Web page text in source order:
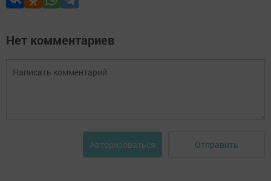
Нет комментариев
Авторизоваться Отправить